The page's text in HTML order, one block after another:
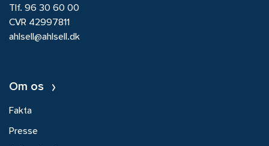
Tlf. 96 30 60 00
CVR 42997811
ahlsell@ahlsell.dk
Om os
Fakta
Presse